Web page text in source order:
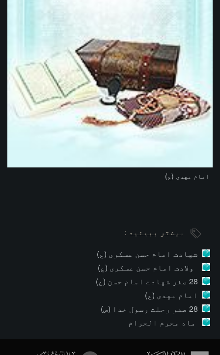
امام مهدی (ع)
بیشتر ببینید :
شهادت امام حسن عسکری (ع)
ولادت امام حسن عسکری (ع)
28 صفر شهادت امام حسن (ع)
امام مهدی (ع)
28 صفر رحلت رسول خدا (ص)
ماه محرم الحرام